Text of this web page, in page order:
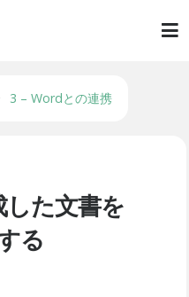
3 – Wordとの連携
した文書を
る